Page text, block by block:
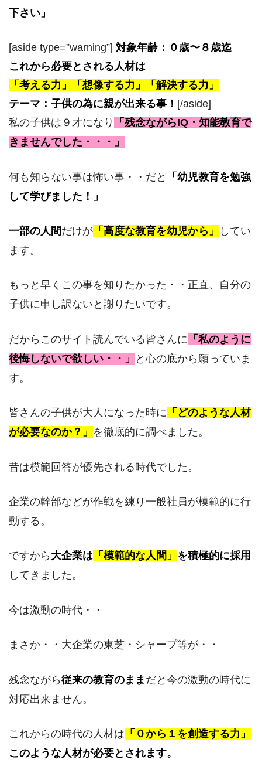
下さい」
[aside type=”warning”] 対象年齢：０歳〜８歳迄
これから必要とされる人材は
「考える力」「想像する力」「解決する力」
テーマ：子供の為に親が出来る事！ [/aside]
私の子供は９才になり
「残念ながらIQ・知能教育で
きませんでした・・・」
何も知らない事は怖い事・・だと
「幼児教育を勉強
して学びました！」
一部の人間だけが 「高度な教育を幼児から」
してい
ます。
もっと早くこの事を知りたかった・・正直、自分の
子供に申し訳ないと謝りたいです。
だからこのサイト読んでいる皆さんに 「私のように
後悔しないで欲しい・・」
と心の底から願っていま
す。
皆さんの子供が大人になった時に 「どのような人材
が必要なのか？」 を徹底的に調べました。
昔は模範回答が優先される時代でした。
企業の幹部などが作戦を練り一般社員が模範的に行
動する。
ですから 大企業は 「模範的な人間」 を積極的に採用
してきました。
今は激動の時代・・
まさか・・大企業の東芝・シャープ等が・・
残念ながら従来の教育のまま だと今の激動の時代に
対応出来ません。
これからの時代の人材は 「０から１を創造する力」
このような人材が必要とされます。